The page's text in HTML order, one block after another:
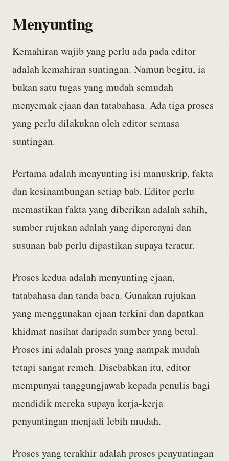
Menyunting
Kemahiran wajib yang perlu ada pada editor
adalah kemahiran suntingan. Namun begitu, ia
bukan satu tugas yang mudah semudah
menyemak ejaan dan tatabahasa. Ada tiga proses
yang perlu dilakukan oleh editor semasa
suntingan.
Pertama adalah menyunting isi manuskrip, fakta
dan kesinambungan setiap bab. Editor perlu
memastikan fakta yang diberikan adalah sahih,
sumber rujukan adalah yang dipercayai dan
susunan bab perlu dipastikan supaya teratur.
Proses kedua adalah menyunting ejaan,
tatabahasa dan tanda baca. Gunakan rujukan
yang menggunakan ejaan terkini dan dapatkan
khidmat nasihat daripada sumber yang betul.
Proses ini adalah proses yang nampak mudah
tetapi sangat remeh. Disebabkan itu, editor
mempunyai tanggungjawab kepada penulis bagi
mendidik mereka supaya kerja-kerja
penyuntingan menjadi lebih mudah.
Proses yang terakhir adalah proses penyuntingan